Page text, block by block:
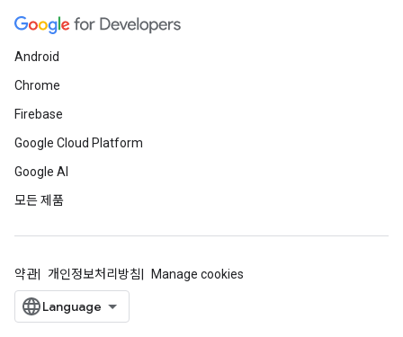
Android
Chrome
Firebase
Google Cloud Platform
Google AI
모든 제품
약관 개인정보처리방침 Manage cookies